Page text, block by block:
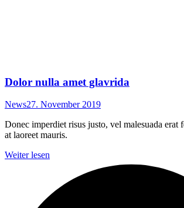
Dolor nulla amet glavrida
News27. November 2019
Donec imperdiet risus justo, vel malesuada erat
at laoreet mauris.
Weiter lesen